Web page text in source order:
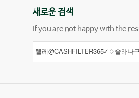
새로운 검색
If you are not happy with the